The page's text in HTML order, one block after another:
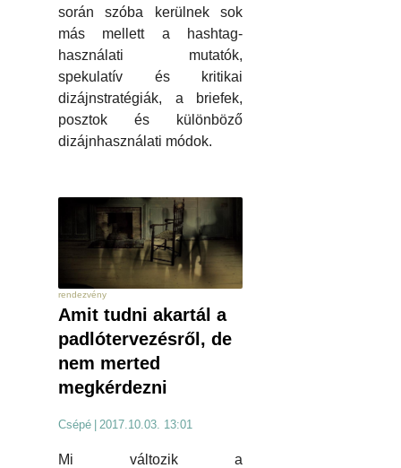
során szóba kerülnek sok
más mellett a hashtag-
használati mutatók,
spekulatív és kritikai
dizájnstratégiák, a briefek,
posztok és különböző
dizájnhasználati módok.
rendezvény
Amit tudni akartál a
padlótervezésről, de
nem merted
megkérdezni
Csépé 2017.10.03. 13:01
Mi változik a